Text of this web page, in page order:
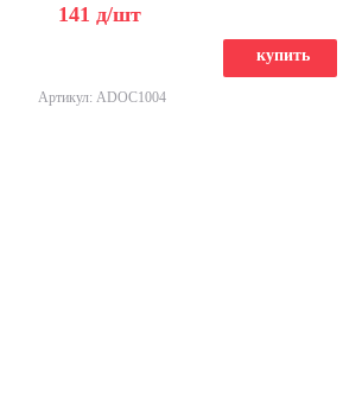
141 д/шт
купить
Артикул: ADOC1004